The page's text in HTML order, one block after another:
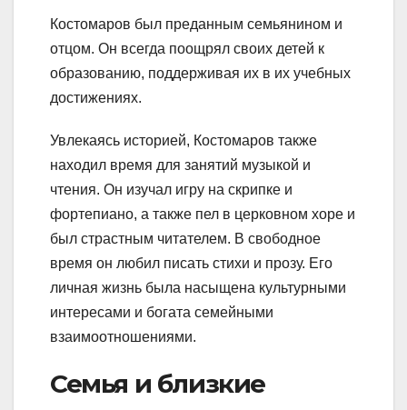
Костомаров был преданным семьянином и
отцом. Он всегда поощрял своих детей к
образованию, поддерживая их в их учебных
достижениях.
Увлекаясь историей, Костомаров также
находил время для занятий музыкой и
чтения. Он изучал игру на скрипке и
фортепиано, а также пел в церковном хоре и
был страстным читателем. В свободное
время он любил писать стихи и прозу. Его
личная жизнь была насыщена культурными
интересами и богата семейными
взаимоотношениями.
Семья и близкие